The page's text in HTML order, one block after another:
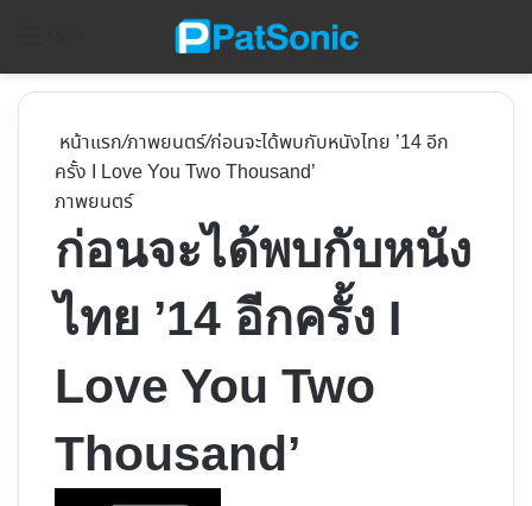
หน้าแรก/ภาพยนตร์/ก่อนจะได้พบกับหนังไทย ’14 อีก
ครั้ง I Love You Two Thousand’
ภาพยนตร์
ก่อนจะได้พบกับหนัง
ไทย ’14 อีกครั้ง I
Love You Two
Thousand’